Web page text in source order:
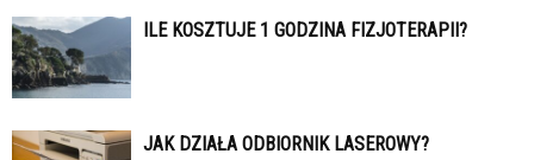
ILE KOSZTUJE 1 GODZINA FIZJOTERAPII?
JAK DZIAŁA ODBIORNIK LASEROWY?